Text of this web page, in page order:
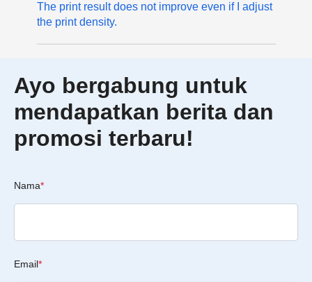
The print result does not improve even if I adjust
the print density.
Ayo bergabung untuk
mendapatkan berita dan
promosi terbaru!
Nama*
Email*